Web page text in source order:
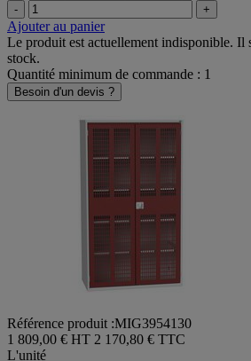
- +
Ajouter au panier
Le produit est actuellement indisponible. Il
stock.
Quantité minimum de commande : 1
Besoin d'un devis ?
Référence produit :MIG3954130
1 809,00 € HT 2 170,80 € TTC
L'unité